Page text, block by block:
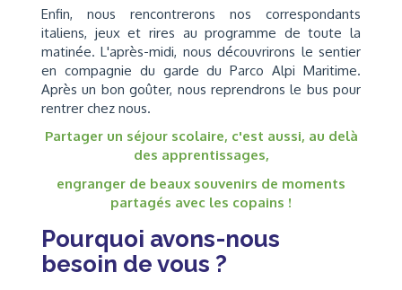
Enfin, nous rencontrerons nos correspondants
italiens, jeux et rires au programme de toute la
matinée. L'après-midi, nous découvrirons le sentier
en compagnie du garde du Parco Alpi Maritime.
Après un bon goûter, nous reprendrons le bus pour
rentrer chez nous.
Partager un séjour scolaire, c'est aussi, au delà
des apprentissages,
engranger de beaux souvenirs de moments
partagés avec les copains !
Pourquoi avons-nous
besoin de vous ?